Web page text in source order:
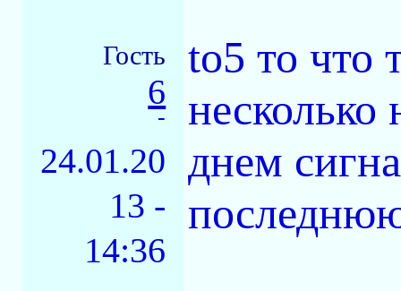
Гость
6
-
24.01.20
13 -
14:36
to5 то что
несколько
днем